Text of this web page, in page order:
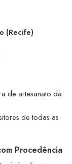
(Recife)
de artesanato da
de todas as
Procedência